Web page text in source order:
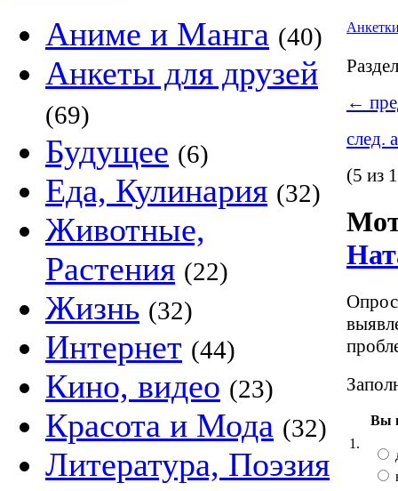
Аниме и Манга (40)
Анкеты для друзей
(69)
Будущее (6)
Еда, Кулинария (32)
Животные,
Растения (22)
Жизнь (32)
Интернет (44)
Кино, видео (23)
Красота и Мода (32)
Литература, Поэзия
←
след.
(5 из
1.
Вы